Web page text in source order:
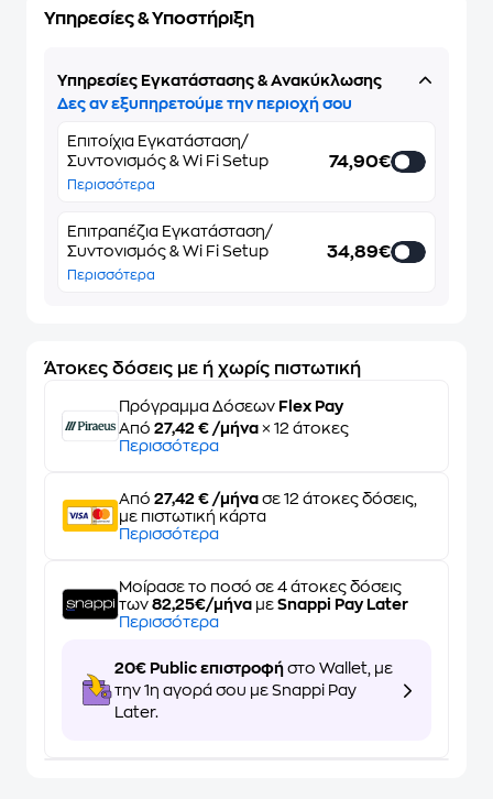
Υπηρεσίες & Υποστήριξη
Υπηρεσίες Εγκατάστασης & Ανακύκλωσης
Δες αν εξυπηρετούμε την περιοχή σου
Επιτοίχια Εγκατάσταση/
Συντονισμός & Wi Fi Setup
Περισσότερα
74,90€
Επιτραπέζια Εγκατάσταση/
Συντονισμός & Wi Fi Setup
Περισσότερα
34,89€
Άτοκες δόσεις με ή χωρίς πιστωτική
Πρόγραμμα Δόσεων Flex Pay
Από 27,42 € /μήνα × 12 άτοκες
Περισσότερα
Από 27,42 € /μήνα σε 12 άτοκες δόσεις,
με πιστωτική κάρτα
Περισσότερα
Μοίρασε το ποσό σε 4 άτοκες δόσεις
των 82,25€/μήνα με Snappi Pay Later
Περισσότερα
20€ Public επιστροφή στο Wallet, με
την 1η αγορά σου με Snappi Pay
Later.